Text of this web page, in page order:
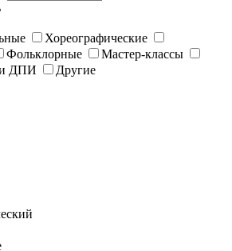
Хореографические
Фольклорные
Мастер-классы
ДПИ
Другие